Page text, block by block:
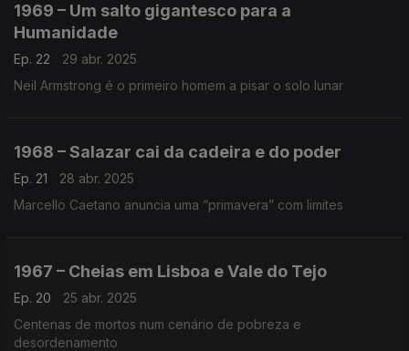
1969 – Um salto gigantesco para a
Humanidade
Ep. 22
29 abr. 2025
Neil Armstrong é o primeiro homem a pisar o solo lunar
1968 – Salazar cai da cadeira e do poder
Ep. 21
28 abr. 2025
Marcello Caetano anuncia uma “primavera” com limites
1967 – Cheias em Lisboa e Vale do Tejo
Ep. 20
25 abr. 2025
Centenas de mortos num cenário de pobreza e
desordenamento